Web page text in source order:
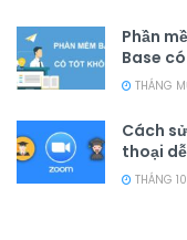
Phần
Base
THÁNG
Cách
thoại
THÁNG